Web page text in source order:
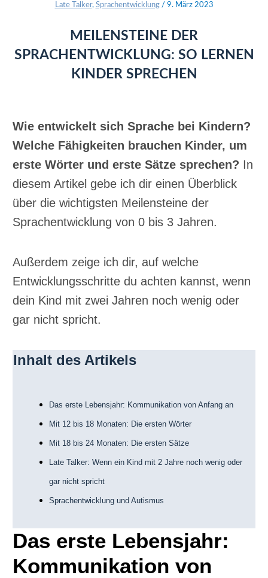
Late Talker, Sprachentwicklung/ 9. März 2023
MEILENSTEINE DER
SPRACHENTWICKLUNG: SO LERNEN
KINDER SPRECHEN
Wie entwickelt sich Sprache bei Kindern?
Welche Fähigkeiten brauchen Kinder, um
erste Wörter und erste Sätze sprechen? In
diesem Artikel gebe ich dir einen Überblick
über die wichtigsten Meilensteine der
Sprachentwicklung von 0 bis 3 Jahren.
Außerdem zeige ich dir, auf welche
Entwicklungsschritte du achten kannst, wenn
dein Kind mit zwei Jahren noch wenig oder
gar nicht spricht.
Inhalt des Artikels
Das erste Lebensjahr: Kommunikation von Anfang an
Mit 12 bis 18 Monaten: Die ersten Wörter
Mit 18 bis 24 Monaten: Die ersten Sätze
Late Talker: Wenn ein Kind mit 2 Jahre noch wenig oder
gar nicht spricht
Sprachentwicklung und Autismus
Das erste Lebensjahr:
Kommunikation von